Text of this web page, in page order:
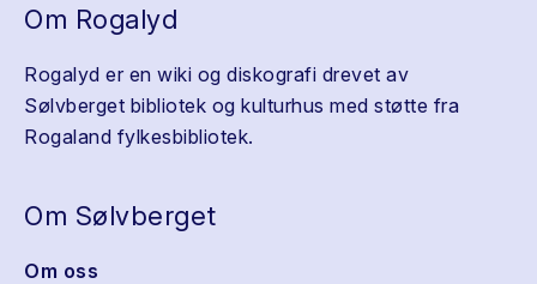
Om Rogalyd
Rogalyd er en wiki og diskografi drevet av
Sølvberget bibliotek og kulturhus med støtte fra
Rogaland fylkesbibliotek.
Om Sølvberget
Om oss